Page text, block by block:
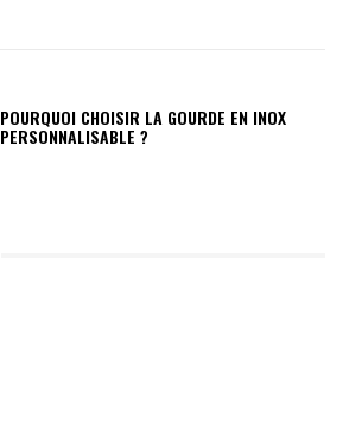
POURQUOI CHOISIR LA GOURDE EN INOX
PERSONNALISABLE ?